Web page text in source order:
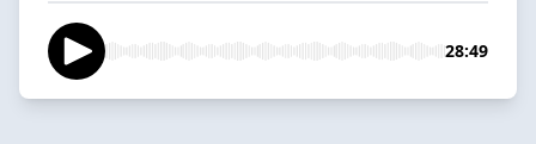
28:49